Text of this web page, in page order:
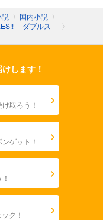
〉 国内小説 〉
―ダブルス― 〉
します！
取ろう！
ゲット！
ク！